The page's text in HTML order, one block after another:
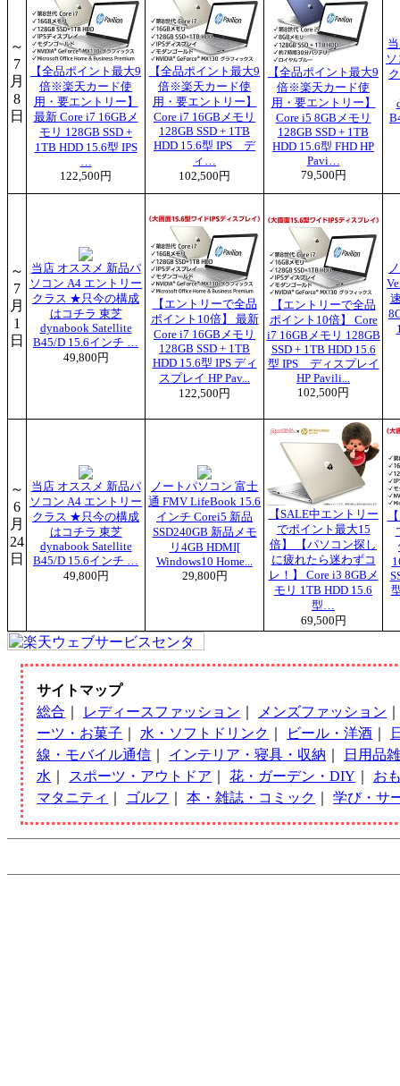
～
7
月
8
日
【全品ポイント最大9
倍※楽天カード使
用・要エントリー】
最新 Core i7 16GBメ
モリ 128GB SSD +
1TB HDD 15.6型 IPS
…
122,500円
【全品ポイント最大9
倍※楽天カード使
用・要エントリー】
Core i7 16GBメモリ
128GB SSD + 1TB
HDD 15.6型 IPS デ
ィ…
102,500円
【全品ポイント最大9
倍※楽天カード使
用・要エントリー】
Core i5 8GBメモリ
128GB SSD + 1TB
HDD 15.6型 FHD HP
Pavi…
79,500円
～
7
月
1
日
当店 オススメ 新品パ
ソコン A4 エントリー
クラス ★只今の構成
はコチラ 東芝
dynabook Satellite
B45/D 15.6インチ …
49,800円
【エントリーで全品
ポイント10倍】 最新
Core i7 16GBメモリ
128GB SSD + 1TB
HDD 15.6型 IPS ディ
スプレイ HP Pav...
122,500円
【エントリーで全品
ポイント10倍】 Core
i7 16GBメモリ 128GB
SSD + 1TB HDD 15.6
型 IPS ディスプレイ
HP Pavili...
102,500円
～
6
月
24
日
当店 オススメ 新品パ
ソコン A4 エントリー
クラス ★只今の構成
はコチラ 東芝
dynabook Satellite
B45/D 15.6インチ …
49,800円
ノートパソコン 富士
通 FMV LifeBook 15.6
インチ Corei5 新品
SSD240GB 新品メモ
リ4GB HDMI[
Windows10 Home...
29,800円
【SALE中エントリー
でポイント最大15
倍】 【パソコン探し
に疲れたら迷わずコ
レ！】 Core i3 8GBメ
モリ 1TB HDD 15.6
型…
69,500円
サイトマップ
総合
レディースファッション メンズファッション
ーツ・お菓子
水・ソフトドリンク ビール・洋酒
線・モバイル通信
インテリア・寝具・収納
日用品
水
スポーツ・アウトドア 花・ガーデン・DIY
お
マタニティ
ゴルフ 本・雑誌・コミック 学び・サ